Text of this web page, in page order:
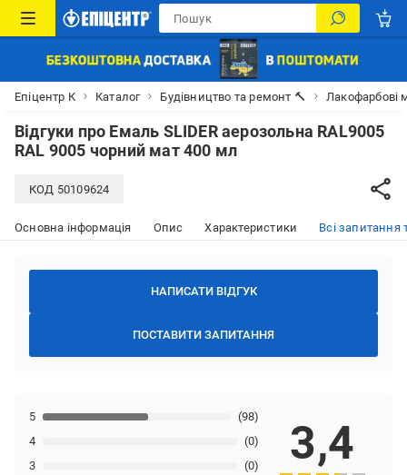
Епіцентр К Каталог Будівництво та ремонт 🔨 Лакофарбові
Відгуки про Емаль SLIDER аерозольна RAL9005
RAL 9005 чорний мат 400 мл
КОД 50109624
Основна інформація Опис Характеристики Всі запитання
НАПИСАТИ ВІДГУК
ПОСТАВИТИ ЗАПИТАННЯ
3 (0)
4 (0)
5 (98)
3,4